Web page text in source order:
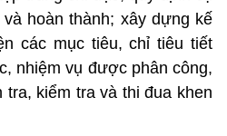
hoàn thành; xây dựng kế
các mục tiêu, chỉ tiêu tiết
nhiệm vụ được phân công,
kiểm tra và thi đua khen